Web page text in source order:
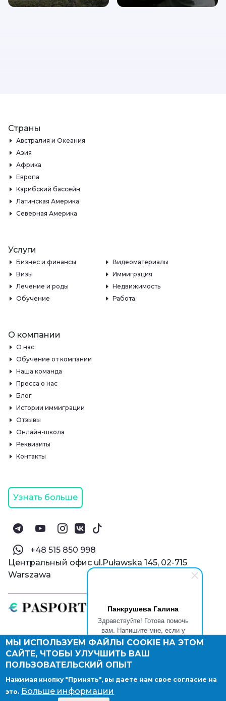
Панкрушева Галина
Здравствуйте! Готова помочь
вам. Напишите мне, если у
вас появятся вопросы.
© Паспорт Онлайн 2019—2026
Политика конфиденциальности
Оферта и конфиденциальность:РФ
Правовые документы
Депонирование логотипа компании
Страны
Австралия и Океания
Азия
Африка
Европа
Карибский бассейн
Латинская Америка
Северная Америка
Услуги
Бизнес и финансы
Видеоматериалы
Визы
Иммиграция
Лечение и роды
Недвижимость
Обучение
Работа
О компании
О нас
Обучение от компании
Наша команда
Пресса о нас
Блог
Истории иммиграции
Отзывы
Онлайн-школа
Реквизиты
Контакты
Узнать больше
‪+48 515 850 998‬
Центральный офис ul.Puławska 145, 02-715
Warszawa
МЫ ИСПОЛЬЗУЕМ ФАЙЛЫ COOKIE НА ЭТОМ
САЙТЕ, ЧТОБЫ УЛУЧШИТЬ ВАШ
ПОЛЬЗОВАТЕЛЬСКИЙ ОПЫТ
Нажимая кнопку "Принять", вы даете нам свое согласие на
это. Больше информации